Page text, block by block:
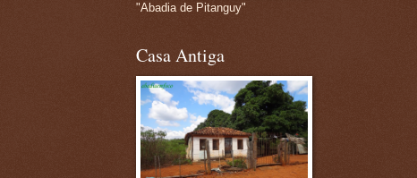
"Abadia de Pitanguy"
Casa Antiga